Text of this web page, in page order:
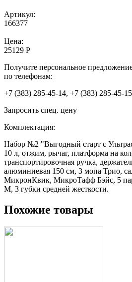
Артикул:
166377
Цена:
25129 Р
Получите персональное
по телефонам:
+7 (383) 285-45-14, +7 (383) 285-45-15
Запросить спец. цену
Комплектация:
Набор №2 "Выгодный старт с
10 л, отжим, рычаг, платформа на
транспортировочная ручка,
алюминиевая 150 см, 3 мопа Трио,
МикронКвик, МикроТафф Бэйс, 5
М, 3 губки средней жесткости.
Похожие товары